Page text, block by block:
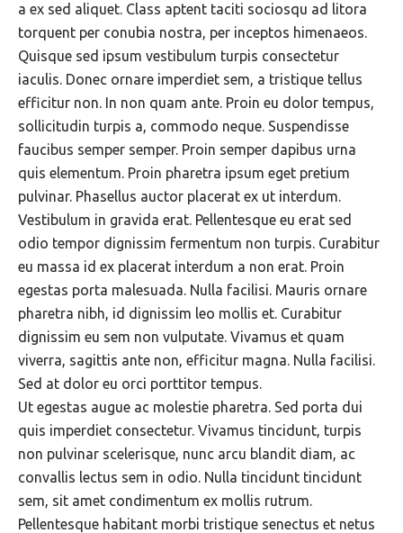
a ex sed aliquet. Class aptent taciti sociosqu ad litora
torquent per conubia nostra, per inceptos himenaeos.
Quisque sed ipsum vestibulum turpis consectetur
iaculis. Donec ornare imperdiet sem, a tristique tellus
efficitur non. In non quam ante. Proin eu dolor tempus,
sollicitudin turpis a, commodo neque. Suspendisse
faucibus semper semper. Proin semper dapibus urna
quis elementum. Proin pharetra ipsum eget pretium
pulvinar. Phasellus auctor placerat ex ut interdum.
Vestibulum in gravida erat. Pellentesque eu erat sed
odio tempor dignissim fermentum non turpis. Curabitur
eu massa id ex placerat interdum a non erat. Proin
egestas porta malesuada. Nulla facilisi. Mauris ornare
pharetra nibh, id dignissim leo mollis et. Curabitur
dignissim eu sem non vulputate. Vivamus et quam
viverra, sagittis ante non, efficitur magna. Nulla facilisi.
Sed at dolor eu orci porttitor tempus.
Ut egestas augue ac molestie pharetra. Sed porta dui
quis imperdiet consectetur. Vivamus tincidunt, turpis
non pulvinar scelerisque, nunc arcu blandit diam, ac
convallis lectus sem in odio. Nulla tincidunt tincidunt
sem, sit amet condimentum ex mollis rutrum.
Pellentesque habitant morbi tristique senectus et netus